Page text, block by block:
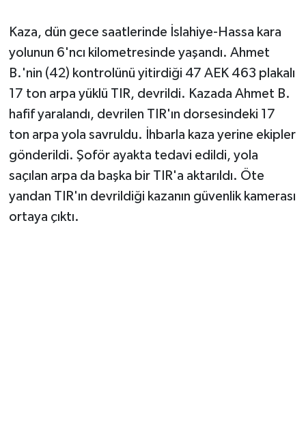
Kaza, dün gece saatlerinde İslahiye-Hassa kara
yolunun 6'ncı kilometresinde yaşandı. Ahmet
B.'nin (42) kontrolünü yitirdiği 47 AEK 463 plakalı
17 ton arpa yüklü TIR, devrildi. Kazada Ahmet B.
hafif yaralandı, devrilen TIR'ın dorsesindeki 17
ton arpa yola savruldu. İhbarla kaza yerine ekipler
gönderildi. Şoför ayakta tedavi edildi, yola
saçılan arpa da başka bir TIR'a aktarıldı. Öte
yandan TIR'ın devrildiği kazanın güvenlik kamerası
ortaya çıktı.